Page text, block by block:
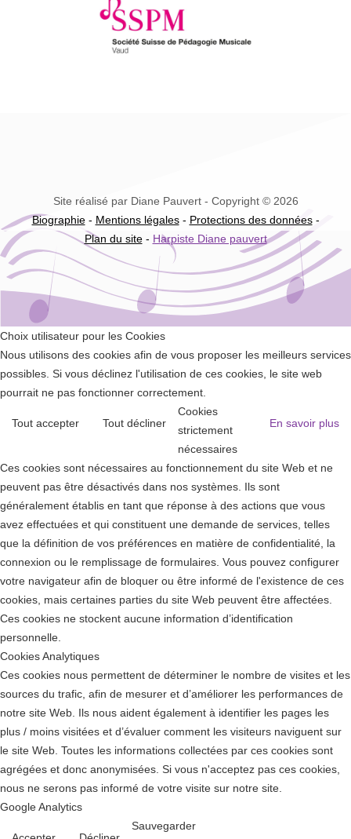
Site réalisé par Diane Pauvert - Copyright © 2026
Biographie- Mentions légales- Protections des données-
Plan du site- Harpiste Diane pauvert
Choix utilisateur pour les Cookies
Nous utilisons des cookies afin de vous proposer les meilleurs services
possibles. Si vous déclinez l'utilisation de ces cookies, le site web
pourrait ne pas fonctionner correctement.
Tout accepter Tout décliner En savoir plus
Cookies
strictement
nécessaires
Ces cookies sont nécessaires au fonctionnement du site Web et ne
peuvent pas être désactivés dans nos systèmes. Ils sont
généralement établis en tant que réponse à des actions que vous
avez effectuées et qui constituent une demande de services, telles
que la définition de vos préférences en matière de confidentialité, la
connexion ou le remplissage de formulaires. Vous pouvez configurer
votre navigateur afin de bloquer ou être informé de l'existence de ces
cookies, mais certaines parties du site Web peuvent être affectées.
Ces cookies ne stockent aucune information d’identification
personnelle.
Cookies Analytiques
Ces cookies nous permettent de déterminer le nombre de visites et les
sources du trafic, afin de mesurer et d’améliorer les performances de
notre site Web. Ils nous aident également à identifier les pages les
plus / moins visitées et d’évaluer comment les visiteurs naviguent sur
le site Web. Toutes les informations collectées par ces cookies sont
agrégées et donc anonymisées. Si vous n'acceptez pas ces cookies,
nous ne serons pas informé de votre visite sur notre site.
Google Analytics
Sauvegarder